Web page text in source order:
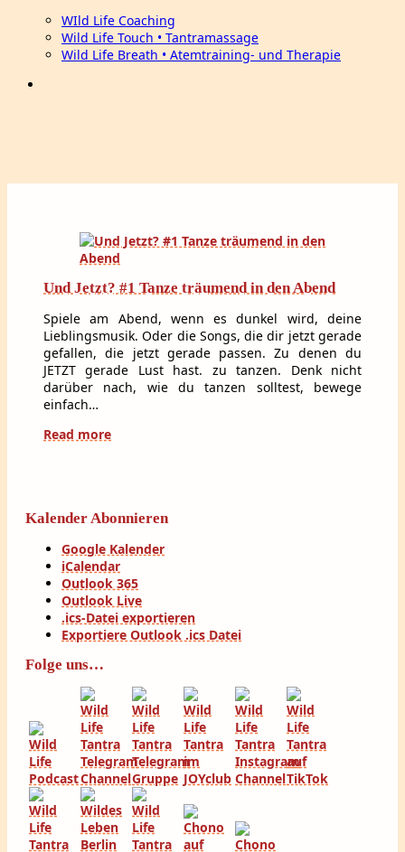
WIld Life Coaching
Wild Life Touch • Tantramassage
Wild Life Breath • Atemtraining- und Therapie
Und Jetzt? #1 Tanze träumend in den Abend
Spiele am Abend, wenn es dunkel wird, deine
Lieblingsmusik. Oder die Songs, die dir jetzt gerade
gefallen, die jetzt gerade passen. Zu denen du
JETZT gerade Lust hast. zu tanzen. Denk nicht
darüber nach, wie du tanzen solltest, bewege
einfach…
Read more
Kalender Abonnieren
Google Kalender
iCalendar
Outlook 365
Outlook Live
.ics-Datei exportieren
Exportiere Outlook .ics Datei
Folge uns…